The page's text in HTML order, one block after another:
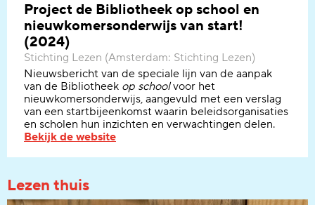
Project de Bibliotheek op school en
nieuwkomersonderwijs van start!
(2024)
Stichting Lezen (Amsterdam: Stichting Lezen)
Nieuwsbericht van de speciale lijn van de aanpak
van de Bibliotheek op schoolvoor het
nieuwkomersonderwijs, aangevuld met een verslag
van een startbijeenkomst waarin beleidsorganisaties
en scholen hun inzichten en verwachtingen delen.
Bekijk de website
Lezen thuis